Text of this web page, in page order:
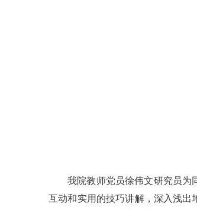
我院教师党员徐伟文研究员
互动和实用的技巧讲解，深入浅出